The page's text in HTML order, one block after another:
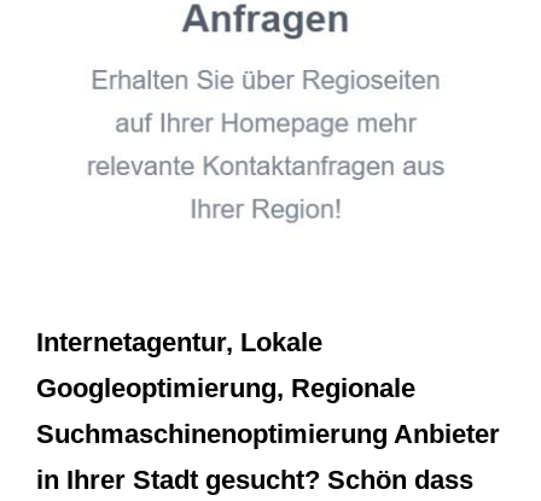
Internetagentur, Lokale
Googleoptimierung, Regionale
Suchmaschinenoptimierung Anbieter
in Ihrer Stadt gesucht? Schön dass